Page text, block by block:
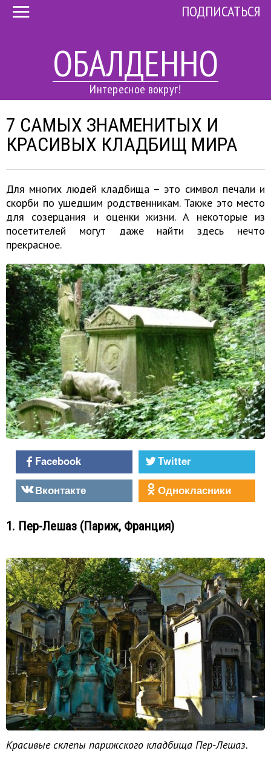
ОБАЛДЕННО
Интересное вокруг!
ПОДПИСАТЬСЯ
7 САМЫХ ЗНАМЕНИТЫХ И
КРАСИВЫХ КЛАДБИЩ МИРА
Для многих людей кладбища – это символ печали и
скорби по ушедшим родственникам. Также это место
для созерцания и оценки жизни. А некоторые из
посетителей могут даже найти здесь нечто
прекрасное.
Facebook
Twitter
Вконтакте
Однокласники
1. Пер-Лешаз (Париж, Франция)
Красивые склепы парижского кладбища Пер-Лешаз.